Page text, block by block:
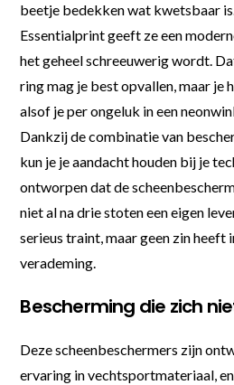
beetje bedekken wat kwetsbaar
Essentialprint geeft ze een
het geheel schreeuwerig wordt.
ring mag je best opvallen, maar je
alsof je per ongeluk in een
Dankzij de combinatie van
kun je je aandacht houden bij je
ontworpen dat de
niet al na drie stoten een eigen
serieus traint, maar geen zin heeft
verademing.
Bescherming die zich
Deze scheenbeschermers zijn
ervaring in vechtsportmateriaal,